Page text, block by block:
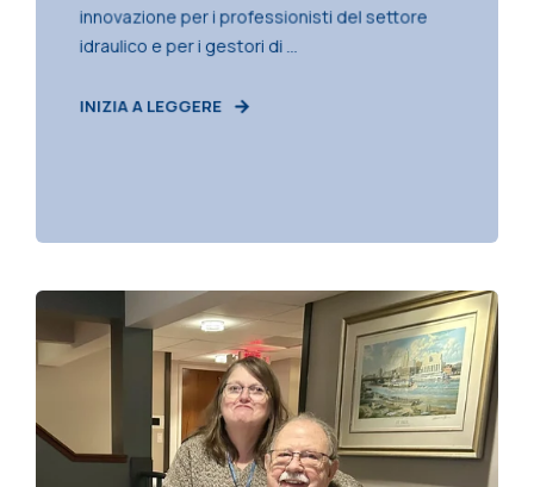
innovazione per i professionisti del settore
idraulico e per i gestori di ...
INIZIA A LEGGERE